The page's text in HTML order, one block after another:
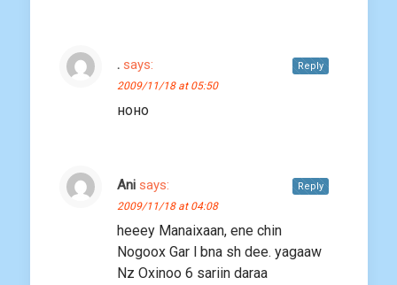
. says:
2009/11/18 at 05:50
ноно
Reply
Ani says:
2009/11/18 at 04:08
heeey Manaixaan, ene chin
Nogoox Gar l bna sh dee. yagaaw
Nz Oxinoo 6 sariin daraa
Reply